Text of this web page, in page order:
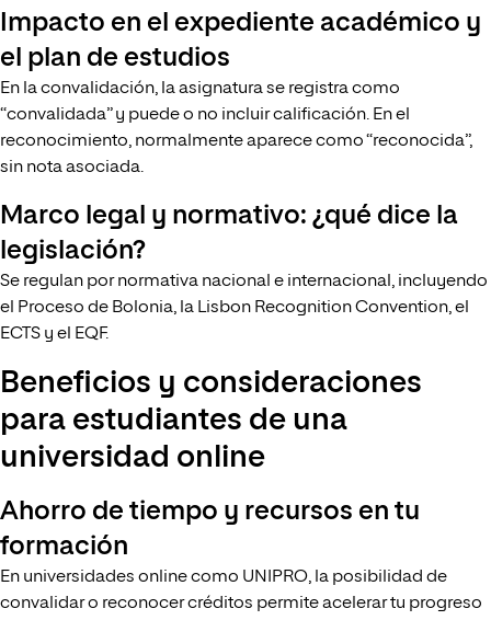
Impacto en el expediente académico y
el plan de estudios
En la convalidación, la asignatura se registra como
“convalidada” y puede o no incluir calificación. En el
reconocimiento, normalmente aparece como “reconocida”,
sin nota asociada.
Marco legal y normativo: ¿qué dice la
legislación?
Se regulan por normativa nacional e internacional, incluyendo
el Proceso de Bolonia, la Lisbon Recognition Convention, el
ECTS y el EQF.
Beneficios y consideraciones
para estudiantes de una
universidad online
Ahorro de tiempo y recursos en tu
formación
En universidades online como UNIPRO, la posibilidad de
convalidar o reconocer créditos permite acelerar tu progreso